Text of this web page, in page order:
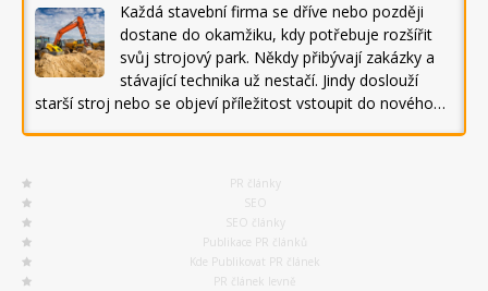
Každá stavební firma se dříve nebo později
dostane do okamžiku, kdy potřebuje rozšířit
svůj strojový park. Někdy přibývají zakázky a
stávající technika už nestačí. Jindy doslouží
starší stroj nebo se objeví příležitost vstoupit do nového…
PR články
SEO
SEO články
Publikace PR článků
Kde Publikovat PR článek
PR článek levně